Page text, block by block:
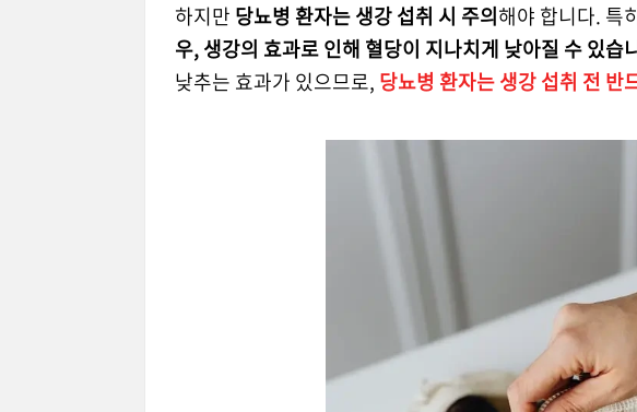
하지만 당뇨병 환자는 생강 섭취 시 주의해야 합니다. 특
우, 생강의 효과로 인해 혈당이 지나치게 낮아질 수 있습
낮추는 효과가 있으므로, 당뇨병 환자는 생강 섭취 전 반